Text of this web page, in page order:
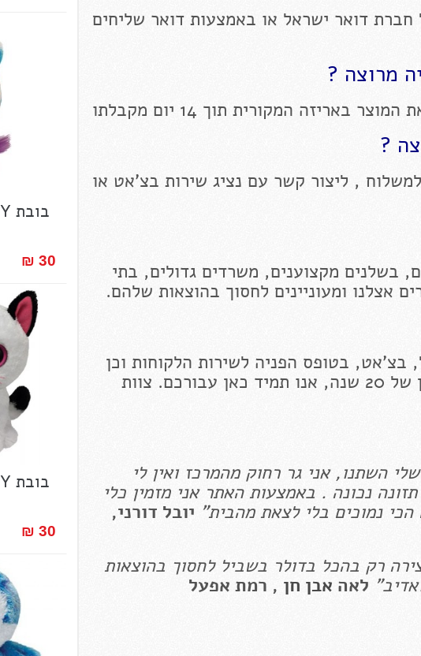
בובת TY קטנה חד קרן
30 ₪‎
בובת TY החתולה מופי
30 ₪‎
דואר ישראל או באמצעות דואר שליחים
מרוצה ?
המקורית תוך 14 יום מקבלתו
?
, ליצור קשר עם נציג שירות בצ'אט או
בשלנים מקצוענים, משרדים גדולים, בתי
אצלנו ומעוניינים לחסוך בהוצאות שלהם.
בצ'אט, בטופס הפניה לשירות הלקוחות וכן
בדף הפייסבוק שלנו לחנות הייחודית בסנטר מוניטין של 20 שנה, אנו תמיד כאן עבורכם. צוות
השתנו, אני גר רחוק מהמרכז ואין לי
נכונה . באמצעות האתר אני מזמין כלי
נמוכים בלי לצאת מהבית" יובל דורני,
רק בהכל בדולר בשביל לחסוך בהוצאות
לאה אבן חן , רמת אפעל